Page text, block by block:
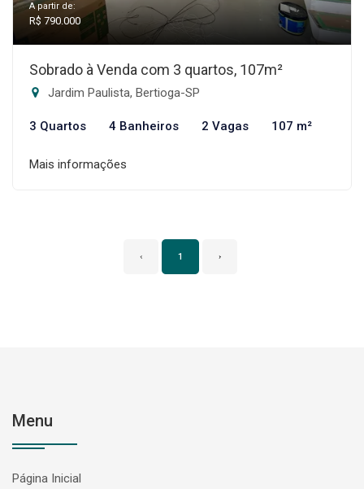
A partir de:
R$ 790.000
Sobrado à Venda com 3 quartos, 107m²
Jardim Paulista, Bertioga-SP
3 Quartos 4 Banheiros 2 Vagas 107 m²
Mais informações
‹ 1 ›
Menu
Página Inicial